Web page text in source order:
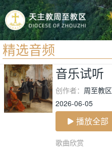
精选音频
首页
宗教法规
教区动态
音乐试听
创作者： 周至教区
2026-06-05
播放全部
歌曲欣赏